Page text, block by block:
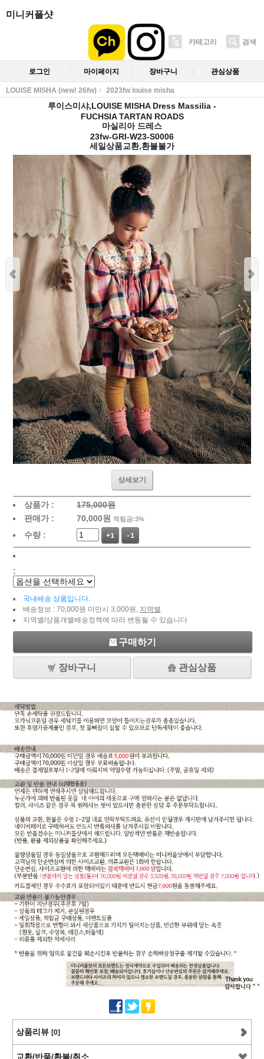
미니커플샷
카테고리 검색
로그인 마이페이지 장바구니 관심상품
LOUISE MISHA (new! 26fw) 2023fw louise misha
루이스미샤,LOUISE MISHA Dress Massilia -
FUCHSIA TARTAN ROADS
마실리아 드레스
23fw-GRI-W23-S0006
세일상품교환,환불불가
상세보기
상품가 :
175,000원
판매가 :
70,000원 적립금:3%
수량 : +1 -1
:
국내배송 상품입니다.
배송정보 : 70,000원 미만시 3,000원, 지역별
지역별/상품개별배송정책에 따라 변동될 수 있습니다
구매하기
장바구니 관심상품
상품리뷰 [0]
교환/반품/환불/취소